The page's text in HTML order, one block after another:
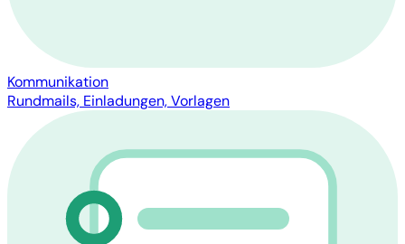
Kommunikation
Rundmails, Einladungen, Vorlagen